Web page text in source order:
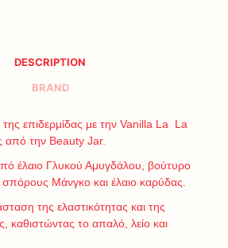
DESCRIPTION
BRAND
επιδερμίδας με την Vanilla La La
από την Beauty Jar.
έλαιο Γλυκού Αμυγδάλου, βούτυρο
Μάνγκο και έλαιο καρύδας.
της ελαστικότητας και της
καθιστώντας το απαλό, λείο και